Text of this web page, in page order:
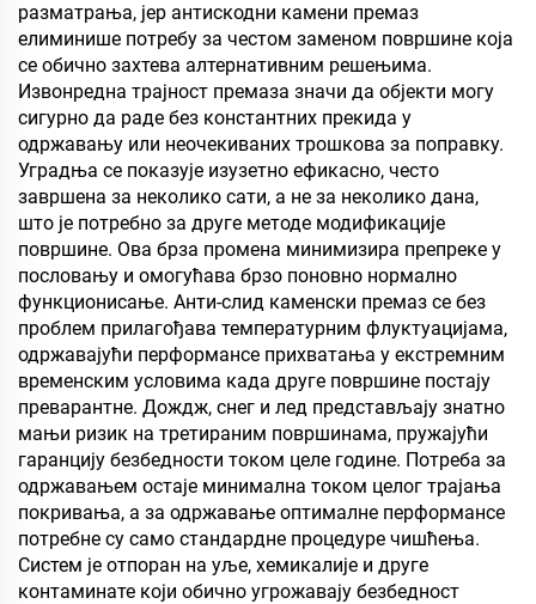
разматрања, јер антискодни камени премаз
елиминише потребу за честом заменом површине која
се обично захтева алтернативним решењима.
Извонредна трајност премаза значи да објекти могу
сигурно да раде без константних прекида у
одржавању или неочекиваних трошкова за поправку.
Уградња се показује изузетно ефикасно, често
завршена за неколико сати, а не за неколико дана,
што је потребно за друге методе модификације
површине. Ова брза промена минимизира препреке у
пословању и омогућава брзо поновно нормално
функционисање. Анти-слид каменски премаз се без
проблем прилагођава температурним флуктуацијама,
одржавајући перформансе прихватања у екстремним
временским условима када друге површине постају
преварантне. Дождж, снег и лед представљају знатно
мањи ризик на третираним површинама, пружајући
гаранцију безбедности током целе године. Потреба за
одржавањем остаје минимална током целог трајања
покривања, а за одржавање оптималне перформансе
потребне су само стандардне процедуре чишћења.
Систем је отпоран на уље, хемикалије и друге
контаминате који обично угрожавају безбедност